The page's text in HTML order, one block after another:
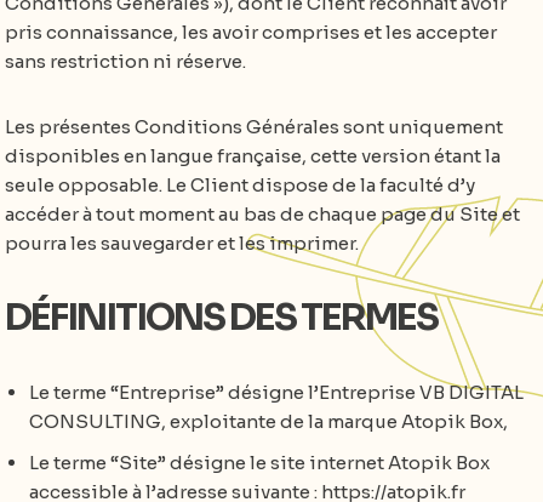
pris connaissance, les avoir comprises et les accepter
sans restriction ni réserve.
Les présentes Conditions Générales sont uniquement
disponibles en langue française, cette version étant la
seule opposable. Le Client dispose de la faculté d’y
accéder à tout moment au bas de chaque page du Site et
pourra les sauvegarder et les imprimer.
DÉFINITIONS DES TERMES
Le terme “Entreprise” désigne l’Entreprise VB DIGITAL
CONSULTING, exploitante de la marque Atopik Box,
Le terme “Site” désigne le site internet Atopik Box
accessible à l’adresse suivante : https://atopik.fr